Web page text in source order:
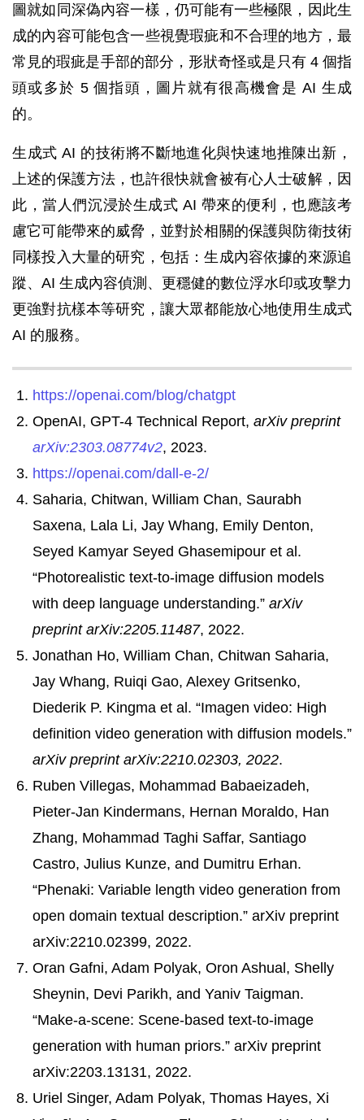
圖就如同深偽內容一樣，仍可能有一些極限，因此生
成的內容可能包含一些視覺瑕疵和不合理的地方，最
常見的瑕疵是手部的部分，形狀奇怪或是只有 4 個指
頭或多於 5 個指頭，圖片就有很高機會是 AI 生成
的。
生成式 AI 的技術將不斷地進化與快速地推陳出新，
上述的保護方法，也許很快就會被有心人士破解，因
此，當人們沉浸於生成式 AI 帶來的便利，也應該考
慮它可能帶來的威脅，並對於相關的保護與防衛技術
同樣投入大量的研究，包括：生成內容依據的來源追
蹤、AI 生成內容偵測、更穩健的數位浮水印或攻擊力
更強對抗樣本等研究，讓大眾都能放心地使用生成式
AI 的服務。
https://openai.com/blog/chatgpt
OpenAI, GPT-4 Technical Report, arXiv preprint
arXiv:2303.08774v2, 2023.
https://openai.com/dall-e-2/
Saharia, Chitwan, William Chan, Saurabh
Saxena, Lala Li, Jay Whang, Emily Denton,
Seyed Kamyar Seyed Ghasemipour et al.
“Photorealistic text-to-image diffusion models
with deep language understanding.” arXiv
preprint arXiv:2205.11487, 2022.
Jonathan Ho, William Chan, Chitwan Saharia,
Jay Whang, Ruiqi Gao, Alexey Gritsenko,
Diederik P. Kingma et al. “Imagen video: High
definition video generation with diffusion models.”
arXiv preprint arXiv:2210.02303, 2022.
Ruben Villegas, Mohammad Babaeizadeh,
Pieter-Jan Kindermans, Hernan Moraldo, Han
Zhang, Mohammad Taghi Saffar, Santiago
Castro, Julius Kunze, and Dumitru Erhan.
“Phenaki: Variable length video generation from
open domain textual description.” arXiv preprint
arXiv:2210.02399, 2022.
Oran Gafni, Adam Polyak, Oron Ashual, Shelly
Sheynin, Devi Parikh, and Yaniv Taigman.
“Make-a-scene: Scene-based text-to-image
generation with human priors.” arXiv preprint
arXiv:2203.13131, 2022.
Uriel Singer, Adam Polyak, Thomas Hayes, Xi